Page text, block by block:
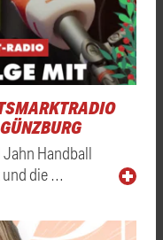
Handball
und die …